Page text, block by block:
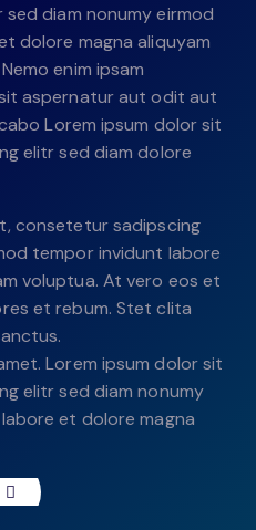
diam nonumy eirmod
dolore magna aliquyam
enim ipsam
aspernatur aut odit aut
Lorem ipsum dolor sit
elitr sed diam dolore
consetetur sadipscing
tempor invidunt labore
voluptua. At vero eos et
et rebum. Stet clita
Lorem ipsum dolor sit
elitr sed diam nonumy
et dolore magna